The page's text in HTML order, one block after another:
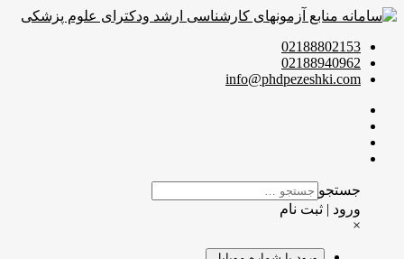
02188802153
02188940962
info@phdpezeshki.com
جستجو
ورود | ثبت نام
×